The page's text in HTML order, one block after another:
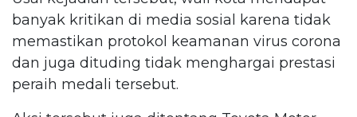
banyak kritikan di media sosial karena tidak
memastikan protokol keamanan virus corona
dan juga dituding tidak menghargai prestasi
peraih medali tersebut.